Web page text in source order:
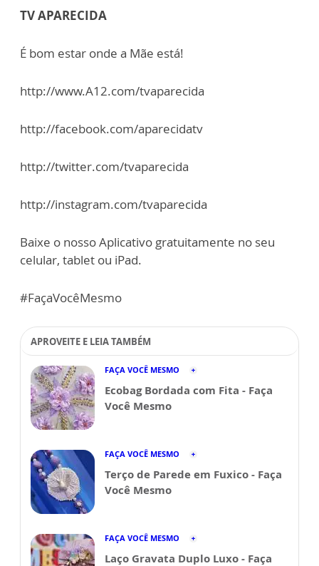
TV APARECIDA
É bom estar onde a Mãe está!
http://www.A12.com/tvaparecida
http://facebook.com/aparecidatv
http://twitter.com/tvaparecida
http://instagram.com/tvaparecida
Baixe o nosso Aplicativo gratuitamente no seu
celular, tablet ou iPad.
#FaçaVocêMesmo
APROVEITE E LEIA TAMBÉM
FAÇA VOCÊ MESMO
Ecobag Bordada com Fita - Faça
Você Mesmo
FAÇA VOCÊ MESMO
Terço de Parede em Fuxico - Faça
Você Mesmo
FAÇA VOCÊ MESMO
Laço Gravata Duplo Luxo - Faça